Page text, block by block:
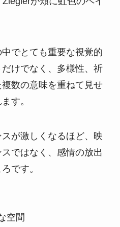
でとても重要な視覚的
けでなく、多様性、祈
数の意味を重ねて見せ
す。
が激しくなるほど、映
ではなく、感情の放出
です。
空間